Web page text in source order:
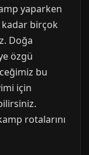
yaparken
birçok
Doğa
özgü
bu
için
rotalarını